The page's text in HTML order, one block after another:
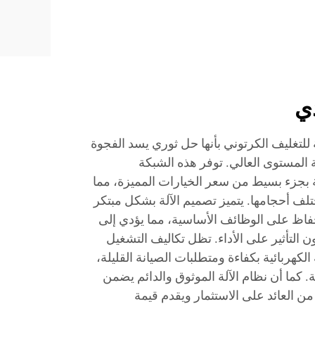
للتغليف الكرتوني بأنها حل ثوري يسد الفجوة
المستوى العالي. توفر هذه الشبكة
بجزء بسيط من سعر الخيارات المميزة، مما
أحجامها. يتميز تصميم الآلة بشكل مبتكر
على الوظائف الأساسية، مما يؤدي إلى
التأثير على الأداء. تظل تكاليف التشغيل
بكفاءة ومتطلبات الصيانة القليلة،
كما أن نظام الآلة الموثوق والدائم يضمن
العائد على الاستثمار ويقدم قيمة